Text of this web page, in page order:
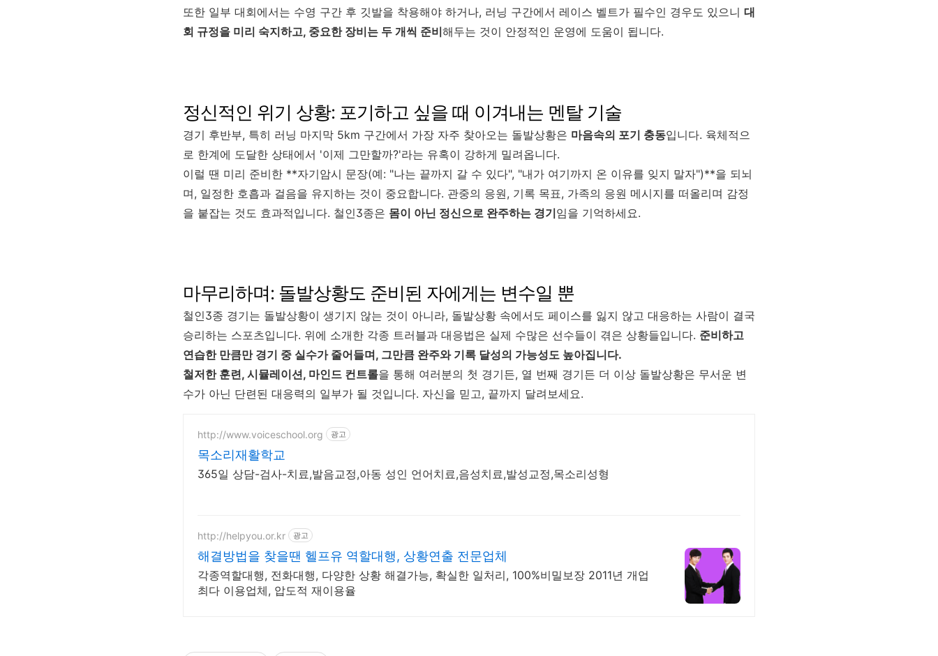
또한 일부 대회에서는 수영 구간 후 깃발을 착용해야 하거나, 러닝 구간에서 레이스 벨트가 필수인 경우도 있으니 대
회 규정을 미리 숙지하고, 중요한 장비는 두 개씩 준비해두는 것이 안정적인 운영에 도움이 됩니다.
정신적인 위기 상황: 포기하고 싶을 때 이겨내는 멘탈 기술
경기 후반부, 특히 러닝 마지막 5km 구간에서 가장 자주 찾아오는 돌발상황은 마음속의 포기 충동입니다. 육체적으
로 한계에 도달한 상태에서 '이제 그만할까?'라는 유혹이 강하게 밀려옵니다.
이럴 땐 미리 준비한 **자기암시 문장(예: "나는 끝까지 갈 수 있다", "내가 여기까지 온 이유를 잊지 말자")**을 되뇌
며, 일정한 호흡과 걸음을 유지하는 것이 중요합니다. 관중의 응원, 기록 목표, 가족의 응원 메시지를 떠올리며 감정
을 붙잡는 것도 효과적입니다. 철인3종은 몸이 아닌 정신으로 완주하는 경기임을 기억하세요.
마무리하며: 돌발상황도 준비된 자에게는 변수일 뿐
철인3종 경기는 돌발상황이 생기지 않는 것이 아니라, 돌발상황 속에서도 페이스를 잃지 않고 대응하는 사람이 결국
승리하는 스포츠입니다. 위에 소개한 각종 트러블과 대응법은 실제 수많은 선수들이 겪은 상황들입니다. 준비하고
연습한 만큼만 경기 중 실수가 줄어들며, 그만큼 완주와 기록 달성의 가능성도 높아집니다.
철저한 훈련, 시뮬레이션, 마인드 컨트롤을 통해 여러분의 첫 경기든, 열 번째 경기든 더 이상 돌발상황은 무서운 변
수가 아닌 단련된 대응력의 일부가 될 것입니다. 자신을 믿고, 끝까지 달려보세요.
http://www.voiceschool.org 광고
목소리재활학교
365일 상담-검사-치료,발음교정,아동 성인 언어치료,음성치료,발성교정,목소리성형
http://helpyou.or.kr 광고
해결방법을 찾을땐 헬프유 역할대행, 상황연출 전문업체
각종역할대행, 전화대행, 다양한 상황 해결가능, 확실한 일처리, 100%비밀보장 2011년 개업
최다 이용업체, 압도적 재이용율